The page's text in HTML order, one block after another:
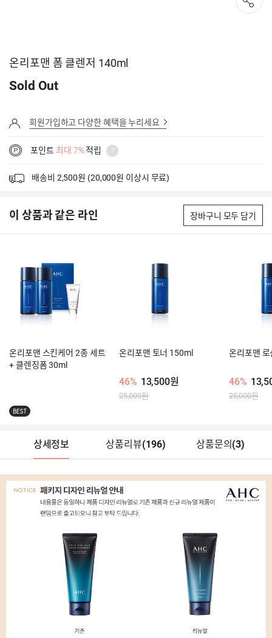
온리포맨 폼 클렌저 140ml
Sold Out
회원가입하고 다양한 혜택을 누리세요
포인트 최대 7%적립
배송비 2,500원 (20,000원 이상시 무료)
이 상품과 같은 라인 장바구니 모두 담기
온리포맨 스킨케어 2종 세트
+ 클렌징폼 30ml
BEST
온리포맨 토너 150ml
46% 13,500원
25,000원
온리포맨
46%
25,000원
상세정보 상품리뷰(196) 상품문의 (3)